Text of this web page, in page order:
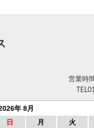
営業時
TEL
年 8月
日
月 火